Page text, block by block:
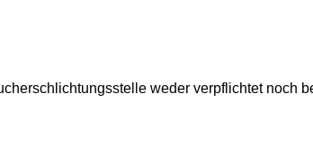
weder verpflichtet noch